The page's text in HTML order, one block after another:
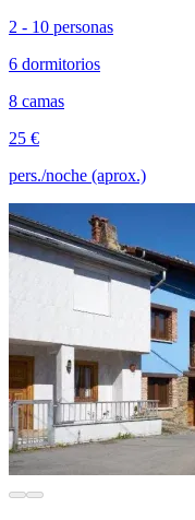
2 - 10 personas
6 dormitorios
8 camas
25 €
pers./noche (aprox.)